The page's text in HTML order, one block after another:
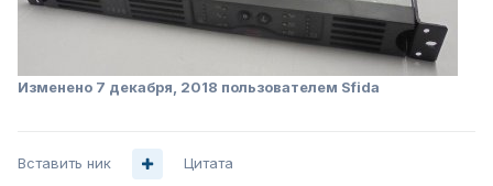
Изменено 7 декабря, 2018 пользователем Sfida
Вставить ник Цитата